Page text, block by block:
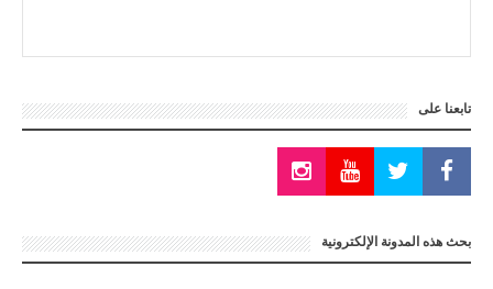
تابعنا على
بحث هذه المدونة الإلكترونية